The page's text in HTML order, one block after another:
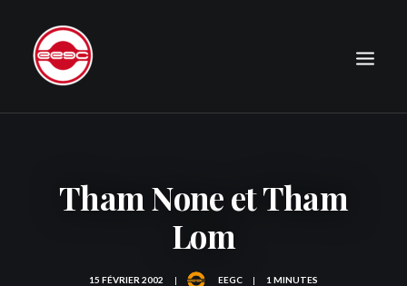
JOURNAL
Tham None et Tham
Lom
15 FÉVRIER 2002 | EEGC | 1 MINUTES